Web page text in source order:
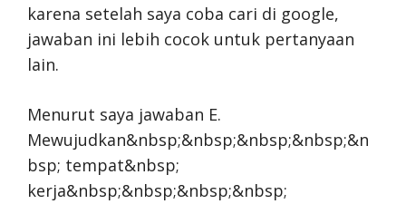
karena setelah saya coba cari di google,
jawaban ini lebih cocok untuk pertanyaan
lain.
Menurut saya jawaban E.
Mewujudkan&nbsp;&nbsp;&nbsp;&nbsp;&n
bsp; tempat&nbsp;
kerja&nbsp;&nbsp;&nbsp;&nbsp;